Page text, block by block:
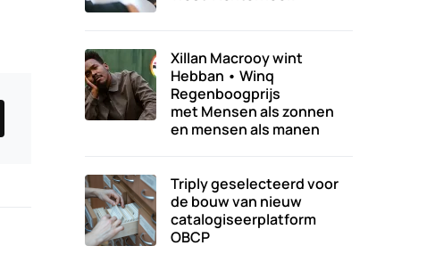
Xillan Macrooy wint
Hebban • Winq
Regenboogprijs
met Mensen als zonnen
en mensen als manen
Triply geselecteerd voor
de bouw van nieuw
catalogiseerplatform
OBCP